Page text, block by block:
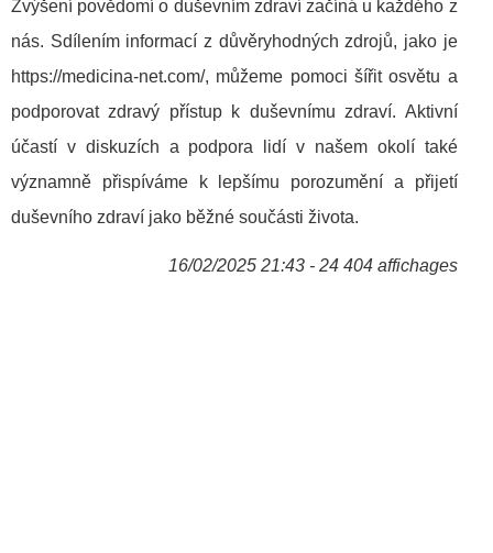
Zvýšení povědomí o duševním zdraví začíná u každého z
nás. Sdílením informací z důvěryhodných zdrojů, jako je
https://medicina-net.com/, můžeme pomoci šířit osvětu a
podporovat zdravý přístup k duševnímu zdraví. Aktivní
účastí v diskuzích a podpora lidí v našem okolí také
významně přispíváme k lepšímu porozumění a přijetí
duševního zdraví jako běžné součásti života.
16/02/2025 21:43 - 24 404 affichages